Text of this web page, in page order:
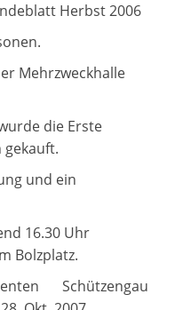
Herbst 2006
Mehrzweckhalle
die Erste
und ein
16.30 Uhr
Bolzplatz.
Schützengau